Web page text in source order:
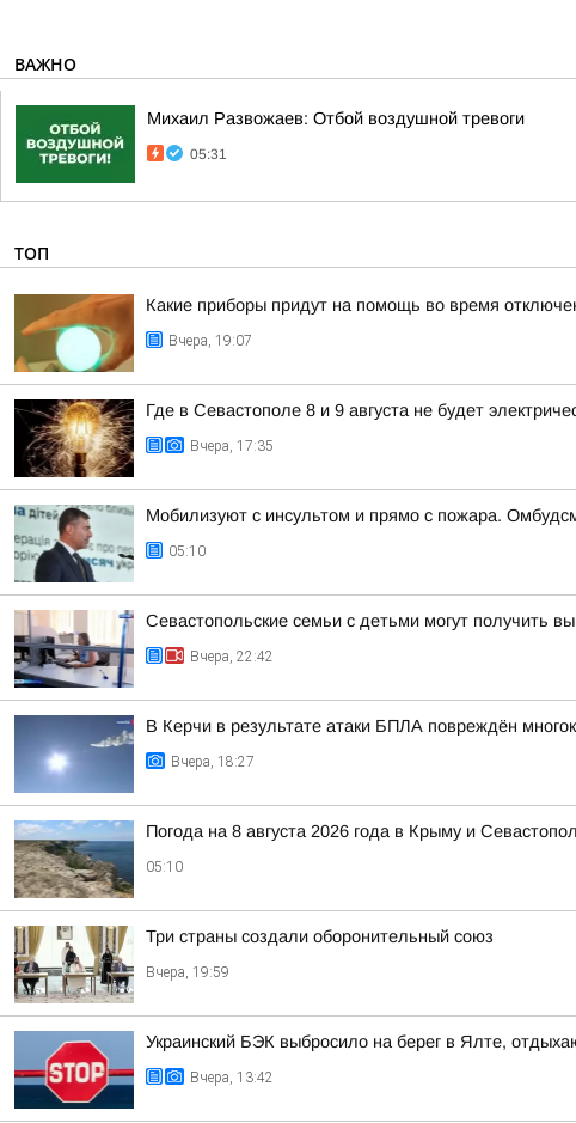
ВАЖНО
Михаил Развожаев: Отбой воздушной тревоги
05:31
ТОП
Какие приборы придут на помощь во время
Вчера, 19:07
Где в Севастополе 8 и 9 августа не будет
Вчера, 17:35
Мобилизуют с инсультом и прямо с пожара.
05:10
Севастопольские семьи с детьми могут получить
Вчера, 22:42
В Керчи в результате атаки БПЛА повреждён
Вчера, 18:27
Погода на 8 августа 2026 года в Крыму и
05:10
Три страны создали оборонительный союз
Вчера, 19:59
Украинский БЭК выбросило на берег в Ялте,
Вчера, 13:42